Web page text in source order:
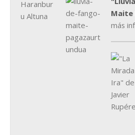
Maite
más